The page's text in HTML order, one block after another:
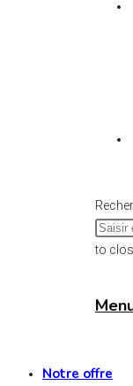
to
Notre offre